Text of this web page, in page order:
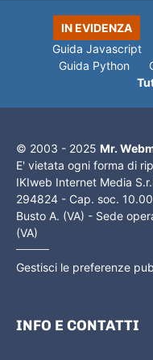
IN EVIDENZA
Guida Javascript
Guida Python
© 2003 - 2025 Mr.
E' vietata ogni forma di
IKIweb Internet Media
294824 - Cap. soc.
Busto A. (VA) - Sede
(VA)
Gestisci le preferenze
INFO E CONTATTI